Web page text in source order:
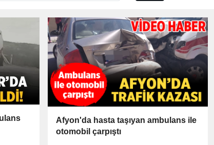
Afyon'da hasta taşıyan ambulans ile
otomobil çarpıştı